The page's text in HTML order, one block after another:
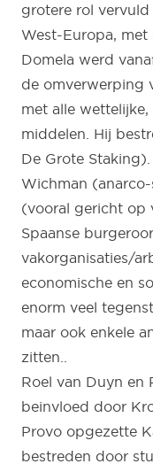
grotere rol
West-Europa,
Domela werd
de omverwerping
met alle
middelen. Hij
De Grote
Wichman
(vooral gericht op
Spaanse
vakorganisaties/
economische en
enorm veel
maar ook enkele
zitten..
Roel van Duyn en
beinvloed door
Provo opgezette
bestreden door